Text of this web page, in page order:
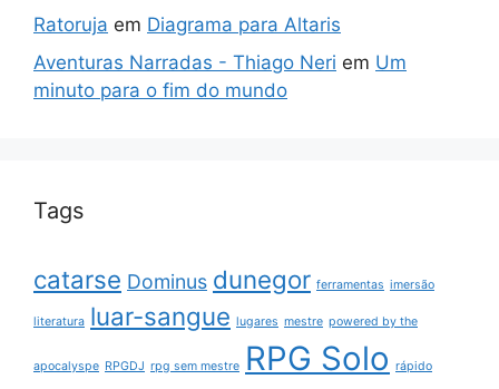
Ratoruja em Diagrama para Altaris
Aventuras Narradas - Thiago Neri em Um
minuto para o fim do mundo
Tags
catarse Dominus dunegor ferramentas imersão
literatura luar-sangue lugares mestre powered by the
apocalyspe RPGDJ rpg sem mestre RPG Solo rápido